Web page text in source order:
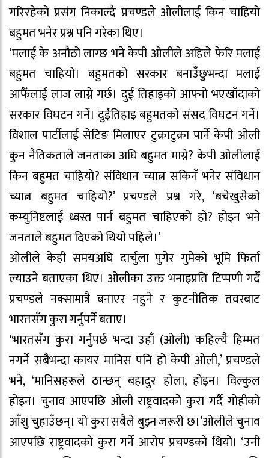
गरिरहेको प्रसंग निकाल्दै प्रचण्डले ओलीलाई किन चाहियो
बहुमत भनेर प्रश्न पनि गरेका थिए।
‘मलाई के अनौठो लाग्छ भने केपी ओलीले अहिले फेरि मलाई
बहुमत चाहियो। बहुमतको सरकार बनाउँछुभन्दा मलाई
आफैँलाई लाज लाग्ने गर्छ। दुई तिहाइको आफ्नो भएखाँदाको
सरकार विघटन गर्ने। दुईतिहाइ बहुमतको संसद विघटन गर्ने।
विशाल पार्टीलाई सेटिङ मिलाएर टुक्राटुक्रा पार्ने केपी ओली
कुन नैतिकताले जनताका अघि बहुमत माग्ने? केपी ओलीलाई
किन बहुमत चाहियो? संविधान च्यात्न सकिनँ भनेर संविधान
च्यात्न बहुमत चाहियो?’ प्रचण्डले प्रश्न गरे, ‘बचेखुसेको
कम्युनिष्टलाई ध्वस्त पार्न बहुमत चाहिएको हो? होइन भने
जनताले बहुमत दिएको थियो पहिले।’
ओलीले केही समयअघि दार्चुला पुगेर गुमेको भूमि फिर्ता
ल्याउने बताएका थिए। ओलीका उक्त भनाइप्रति टिप्पणी गर्दै
प्रचण्डले नक्सामात्रै बनाएर नहुने र कुटनीतिक तवरबाट
भारतसँग कुरा गर्नुपर्ने बताए।
‘भारतसँग कुरा गर्नुपर्छ भन्दा उहाँ (ओली) कहिल्यै हिम्मत
नगर्ने सबैभन्दा कायर मानिस पनि हो केपी ओली,’ प्रचण्डले
भने, ‘मानिसहरूले ठान्छन् बहादुर होला, होइन। विल्कुल
होइन। चुनाव आएपछि ओली राष्ट्रवादको कुरा गर्दै गोहीको
आँशु चुहाउँछन्। यो कुरा सबैले बुझ्न जरूरी छ।’ओलीले चुनाव
आएपछि राष्ट्रवादको कुरा गर्ने आरोप प्रचण्डको थियो। ‘उनी